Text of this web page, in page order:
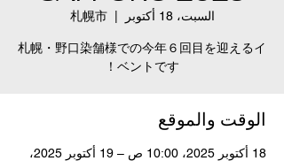
السبت، 18 أكتوبر
  |
札幌市
札幌・野口染舗様での今年６回目を迎えるイ
ベントです！
الوقت والموقع
18 أكتوبر 2025، 10:00 ص – 19 أكتوبر 2025،